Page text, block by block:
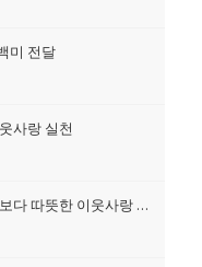
미 전달
사랑 실천
진주천수로타리클럽, 취임 축하 쌀로 꽃보다 따뜻한 이웃사랑 실천